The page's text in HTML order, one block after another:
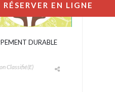
DURABLE
Classifié(e)
RÉSERVER EN LIGNE